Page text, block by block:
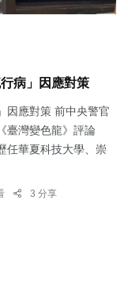
病」因應對策
因應對策 前中央警官
臺灣變色龍》評論
任華夏科技大學、崇
3 分享